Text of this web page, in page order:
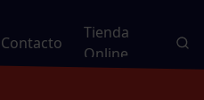
Contacto
Tienda
Online